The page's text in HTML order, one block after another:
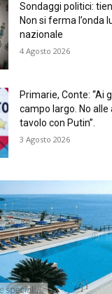
Sondaggi politici:
Non si ferma l’onda
nazionale
4 Agosto 2026
Primarie, Conte: “Ai
campo largo. No alle
tavolo con Putin”.
3 Agosto 2026